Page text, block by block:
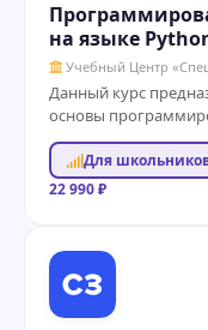
на языке
Учебный Центр
Данный курс
основы
позиционную игру
Для
22 990 ₽